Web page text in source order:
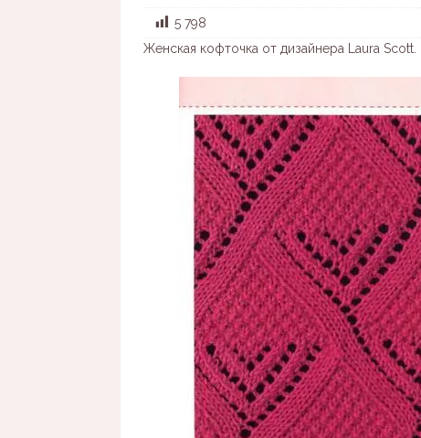
5 798
Женская кофточка от дизайнера Laura